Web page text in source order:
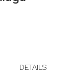
DETAILS